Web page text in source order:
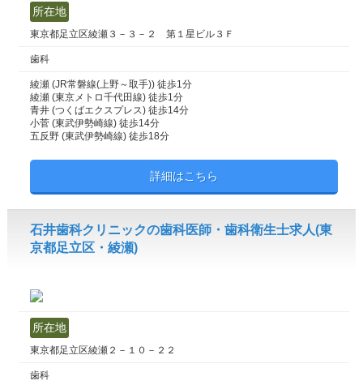
所在地
東京都足立区綾瀬３－３－２ 第１星ビル３Ｆ
歯科
綾瀬 (JR常磐線(上野～取手)) 徒歩1分
綾瀬 (東京メトロ千代田線) 徒歩1分
青井 (つくばエクスプレス) 徒歩14分
小菅 (東武伊勢崎線) 徒歩14分
五反野 (東武伊勢崎線) 徒歩18分
詳細はこちら
石井歯科クリニックの歯科医師・歯科衛生士求人(東
京都足立区・綾瀬)
所在地
東京都足立区綾瀬２－１０－２２
歯科